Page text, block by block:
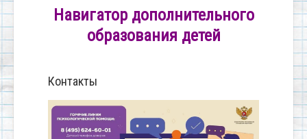
Навигатор дополнительного
образования детей
Контакты